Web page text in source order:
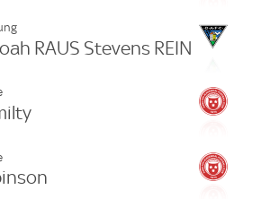
RAUS Stevens REIN